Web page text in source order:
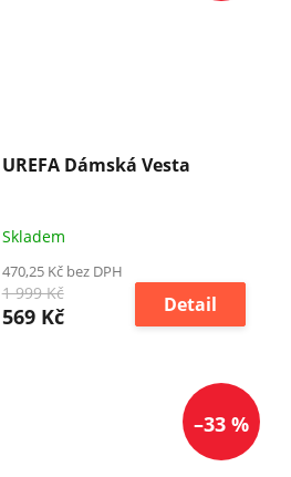
UREFA Dámská Vesta
Skladem
470,25 Kč bez DPH
1 999 Kč
569 Kč Detail
–33 %